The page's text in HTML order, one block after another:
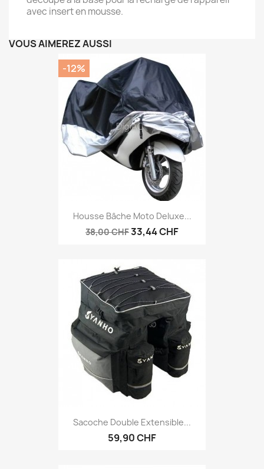
avec insert en mousse.
VOUS AIMEREZ AUSSI
Housse Bâche Moto Deluxe...
38,00 CHF33,44 CHF
-12%
Sacoche Double Extensible...
59,90 CHF